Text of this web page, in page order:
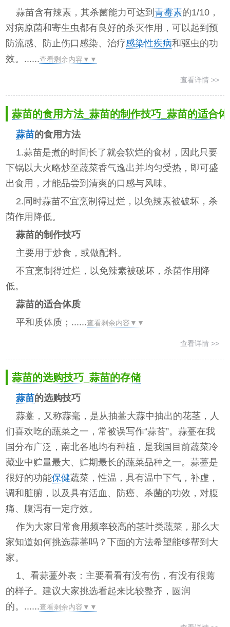
蒜苗含有辣素，其杀菌能力可达到青霉素的1/10，
对病原菌和寄生虫都有良好的杀灭作用，可以起到预
防流感、防止伤口感染、治疗感染性疾病和驱虫的功
效。......查看剩余内容▼▼
查看详情 >>
蒜苗的食用方法_蒜苗的制作技巧_蒜苗的适合
蒜苗的食用方法
1.蒜苗是煮的时间长了就会软烂的食材，因此只要
下锅以大火略炒至蔬菜香气逸出并均匀受热，即可盛
出食用，才能品尝到清爽的口感与风味。
2.同时蒜苗不宜烹制得过烂，以免辣素被破坏，杀
菌作用降低。
蒜苗的制作技巧
主要用于炒食，或做配料。
不宜烹制得过烂，以免辣素被破坏，杀菌作用降
低。
蒜苗的适合体质
平和质体质；......查看剩余内容▼▼
查看详情 >>
蒜苗的选购技巧_蒜苗的存储
蒜苗的选购技巧
蒜薹，又称蒜毫，是从抽薹大蒜中抽出的花茎，人
们喜欢吃的蔬菜之一，常被误写作“蒜苔”。蒜薹在我
国分布广泛，南北各地均有种植，是我国目前蔬菜冷
藏业中贮量最大、贮期最长的蔬菜品种之一。蒜薹是
很好的功能保健蔬菜，性温，具有温中下气，补虚，
调和脏腑，以及具有活血、防癌、杀菌的功效，对腹
痛、腹泻有一定疗效。
作为大家日常食用频率较高的茎叶类蔬菜，那么大
家知道如何挑选蒜薹吗？下面的方法希望能够帮到大
家。
1、看蒜薹外表：主要看看有没有伤，有没有很蔫
的样子。建议大家挑选看起来比较整齐，圆润
的。......查看剩余内容▼▼